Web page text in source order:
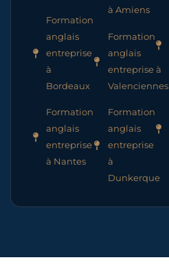
Formation
anglais
entreprise
à
Bordeaux
Formation
anglais
entreprise
à Nantes
à Amiens
Formation
anglais
entreprise à
Valenciennes
Formation
anglais
entreprise
à
Dunkerque